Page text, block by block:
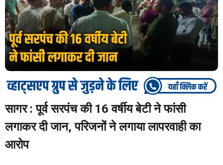
सागर : पूर्व सरपंच की 16 वर्षीय बेटी ने फांसी
लगाकर दी जान, परिजनों ने लगाया लापरवाही का
आरोप